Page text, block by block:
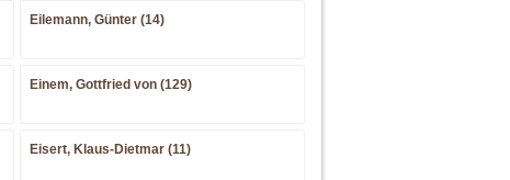
Eilemann, Günter (14)
Einem, Gottfried von (129)
Eisert, Klaus-Dietmar (11)